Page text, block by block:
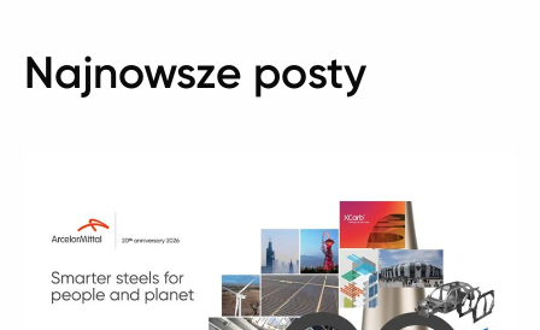
Najnowsze posty